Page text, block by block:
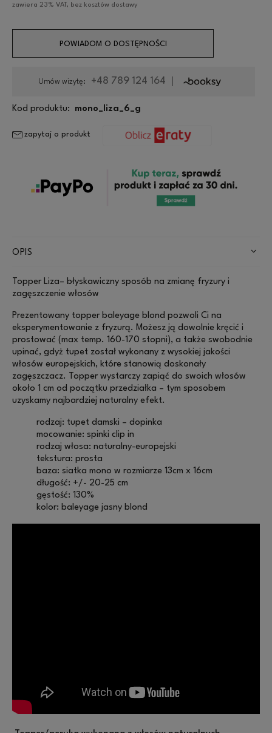
zawiera 23% VAT, bez kosztów dostawy
POWIADOM O DOSTĘPNOŚCI
Umów wizytę: +48 789 124 164
Kod produktu: mono_liza_6_g
zapytaj o produkt
OPIS
Topper Liza– błyskawiczny sposób na zmianę fryzury i
zagęszczenie włosów
Prezentowany topper baleyage blond pozwoli Ci na
eksperymentowanie z fryzurą. Możesz ją dowolnie kręcić i
prostować (max temp. 160-170 stopni), a także swobodnie
upinać, gdyż tupet został wykonany z wysokiej jakości
włosów europejskich, które stanowią doskonały
zagęszczacz. Topper wystarczy zapiąć do swoich włosów
około 1 cm od początku przedziałka – tym sposobem
uzyskamy najbardziej naturalny efekt.
rodzaj: tupet damski – dopinka
mocowanie: spinki clip in
rodzaj włosa: naturalny-europejski
tekstura: prosta
baza: siatka mono w rozmiarze 13cm x 16cm
długość: +/- 20-25 cm
gęstość: 130%
kolor: baleyage jasny blond